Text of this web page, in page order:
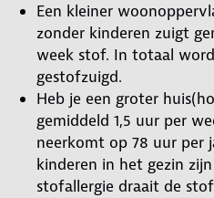
Een kleiner
zonder kinderen zuigt
week stof. In totaal
gestofzuigd.
Heb je een groter
gemiddeld 1,5 uur per
neerkomt op 78 uur per
kinderen in het gezin
stofallergie draait de